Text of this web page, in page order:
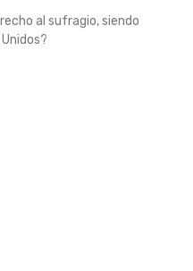
al sufragio, siendo